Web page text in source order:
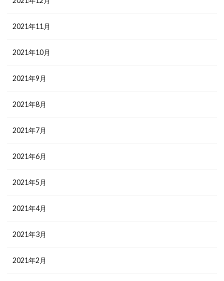
2021年11月
2021年10月
2021年9月
2021年8月
2021年7月
2021年6月
2021年5月
2021年4月
2021年3月
2021年2月